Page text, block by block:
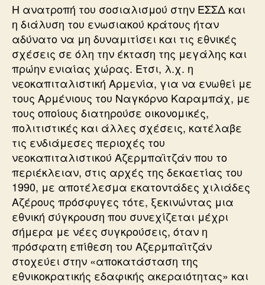
Η ανατροπή του σοσιαλισμού στην ΕΣΣΔ και
η διάλυση του ενωσιακού κράτους ήταν
αδύνατο να μη δυναμιτίσει και τις εθνικές
σχέσεις σε όλη την έκταση της μεγάλης και
πρώην ενιαίας χώρας. Ετσι, λ.χ. η
νεοκαπιταλιστική Αρμενία, για να ενωθεί με
τους Αρμένιους του Ναγκόρνο Καραμπάχ, με
τους οποίους διατηρούσε οικονομικές,
πολιτιστικές και άλλες σχέσεις, κατέλαβε
τις ενδιάμεσες περιοχές του
νεοκαπιταλιστικού Αζερμπαϊτζάν που το
περιέκλειαν, στις αρχές της δεκαετίας του
1990, με αποτέλεσμα εκατοντάδες χιλιάδες
Αζέρους πρόσφυγες τότε, ξεκινώντας μια
εθνική σύγκρουση που συνεχίζεται μέχρι
σήμερα με νέες συγκρούσεις, όταν η
πρόσφατη επίθεση του Αζερμπαϊτζάν
στοχεύει στην «αποκατάσταση της
εθνικοκρατικής εδαφικής ακεραιότητας» και